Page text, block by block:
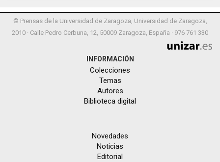
© Prensas de la Universidad de Zaragoza, Universidad de Zaragoza,
2010 · Calle Pedro Cerbuna, 12, 50009 Zaragoza, España · 976 761 330
INFORMACIÓN
Colecciones
Temas
Autores
Biblioteca digital
Novedades
Noticias
Editorial